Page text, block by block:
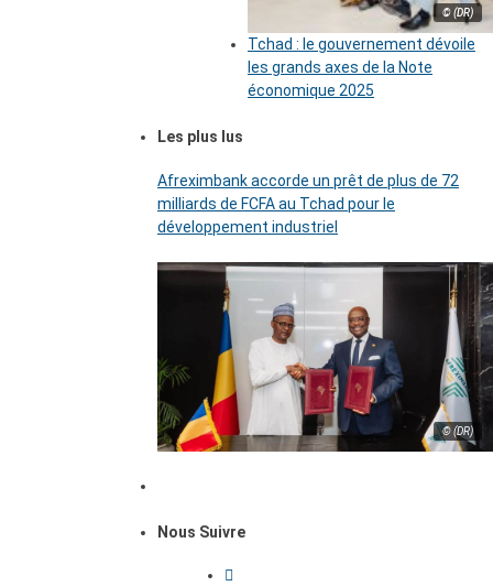
© (DR)
Tchad : le gouvernement dévoile
les grands axes de la Note
économique 2025
Les plus lus
Afreximbank accorde un prêt de plus de 72
milliards de FCFA au Tchad pour le
développement industriel
© (DR)
Nous Suivre